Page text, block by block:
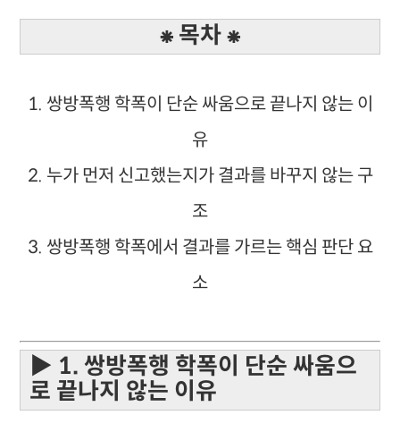
⁕ 목차 ⁕
1. 쌍방폭행 학폭이 단순 싸움으로 끝나지 않는 이
유
2. 누가 먼저 신고했는지가 결과를 바꾸지 않는 구
조
3. 쌍방폭행 학폭에서 결과를 가르는 핵심 판단 요
소
▶ 1. 쌍방폭행 학폭이 단순 싸움으
로 끝나지 않는 이유